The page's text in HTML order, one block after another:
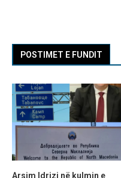
POSTIMET E FUNDIT
Arsim Idrizi në kulmin e